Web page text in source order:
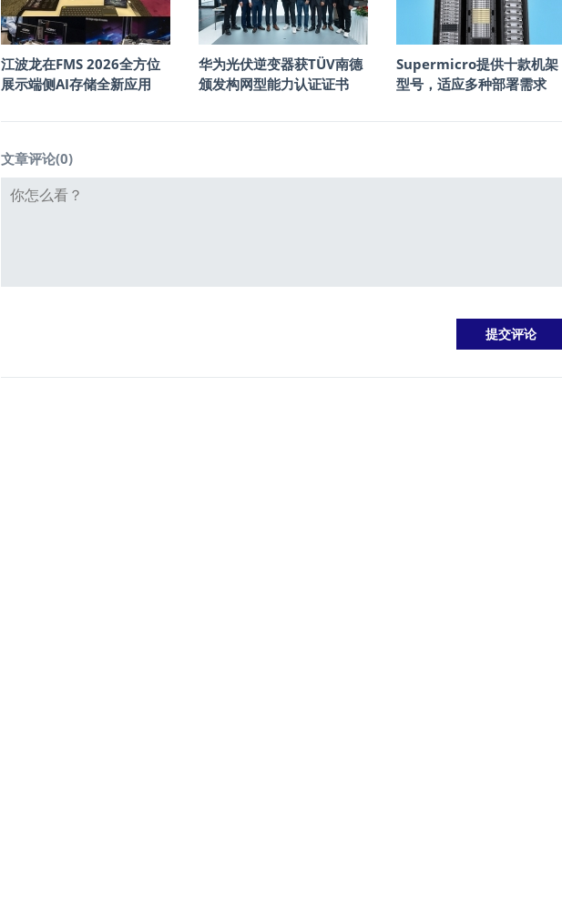
江波龙在FMS 2026全方位
展示端侧AI存储全新应用
华为光伏逆变器获TÜV南德
颁发构网型能力认证证书
Supermicro提供十款机架
型号，适应多种部署需求
文章评论(0)